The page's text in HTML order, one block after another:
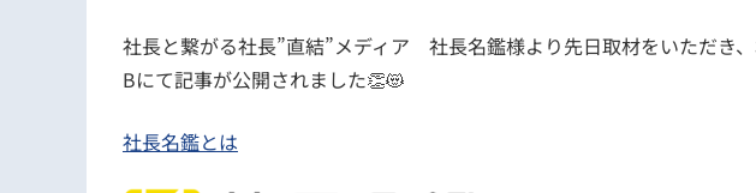
社長と繋がる社長”直結”メディア 社長名鑑様より先日取材をいただき
Bにて記事が公開されました👏😻
社長名鑑とは